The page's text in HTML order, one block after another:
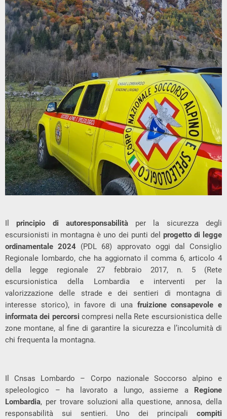
Ilprincipio di autoresponsabilitàper la sicurezza degli
escursionisti in montagna è uno dei punti del progetto di legge
ordinamentale 2024 (PDL 68) approvato oggi dal Consiglio
Regionale lombardo, che ha aggiornato il comma 6, articolo 4
della legge regionale 27 febbraio 2017, n. 5 (Rete
escursionistica della Lombardia e interventi per la
valorizzazione delle strade e dei sentieri di montagna di
interesse storico), in favore di una fruizione consapevole e
informata dei percorsi compresi nella Rete escursionistica delle
zone montane, al fine di garantire la sicurezza e l’incolumità di
chi frequenta la montagna.
Il Cnsas Lombardo – Corpo nazionale Soccorso alpino e
speleologico – ha lavorato a lungo, assieme a Regione
Lombardia, per trovare soluzioni alla questione, annosa, della
responsabilità sui sentieri. Uno dei principali compiti